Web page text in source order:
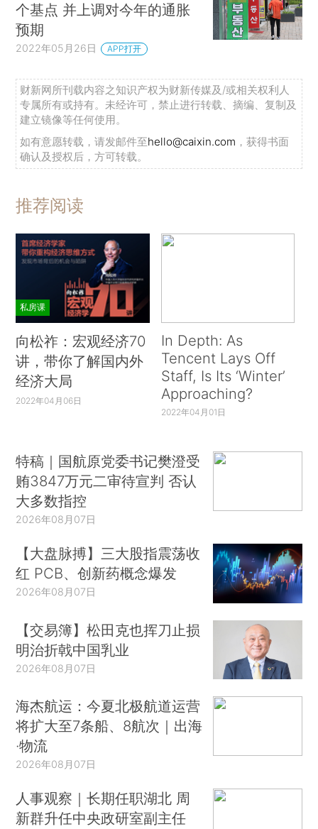
个基点 并上调对今年的通胀
预期
2022年05月26日 APP打开
财新网所刊载内容之知识产权为财新传媒及/或相关权利人
专属所有或持有。未经许可，禁止进行转载、摘编、复制及
建立镜像等任何使用。
如有意愿转载，请发邮件至hello@caixin.com ，获得书面
确认及授权后，方可转载。
推荐阅读
私房课
向松祚：宏观经济70
讲，带你了解国内外
经济大局
2022年04月06日
In Depth: As
Tencent Lays Off
Staff, Is Its ‘Winter’
Approaching?
2022年04月01日
特稿｜国航原党委书记樊澄受
贿3847万元二审待宣判 否认
大多数指控
2026年08月07日
【大盘脉搏】三大股指震荡收
红 PCB、创新药概念爆发
2026年08月07日
【交易簿】松田克也挥刀止损
明治折戟中国乳业
2026年08月07日
海杰航运：今夏北极航道运营
将扩大至7条船、8航次｜出海
·物流
2026年08月07日
人事观察｜长期任职湖北 周
新群升任中央政研室副主任